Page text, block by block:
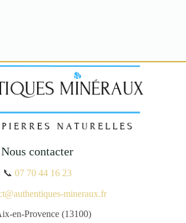
Nous contacter
📞07 70 44 16 23
mineraux.fr
en-Provence (13100)